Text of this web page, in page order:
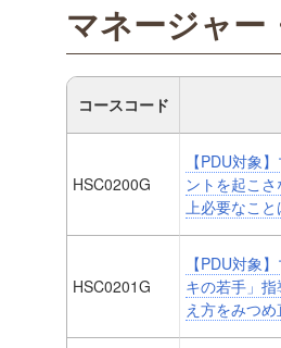
マネージャー
コースコード
HSC0200G
【PDU対象
ントを起こ
上必要なこ
HSC0201G
【PDU対象
キの若手」
え方をみつ